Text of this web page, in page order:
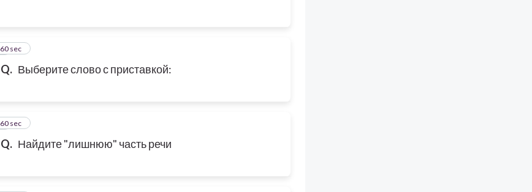
Q. Выберите слово с приставкой:
660 sec
Q. Найдите "лишнюю" часть речи
760 sec